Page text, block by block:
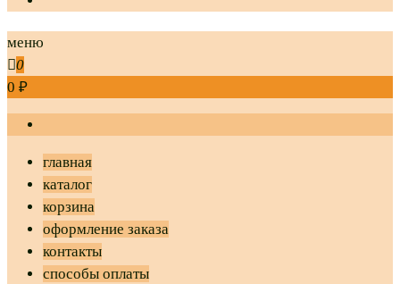
меню
0
0 ₽
главная
каталог
корзина
оформление заказа
контакты
способы оплаты